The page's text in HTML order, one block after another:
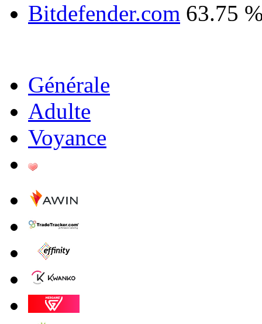
Bitdefender.com 63.75
Générale
Adulte
Voyance